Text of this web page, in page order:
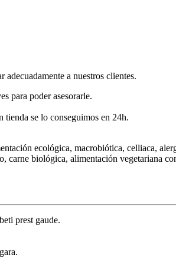
a nuestros clientes.
para poder asesorarle.
se lo conseguimos en 24h.
ecológica, macrobiótica, celliaca,
carne biológica, alimentación vegetariana
prest gaude.